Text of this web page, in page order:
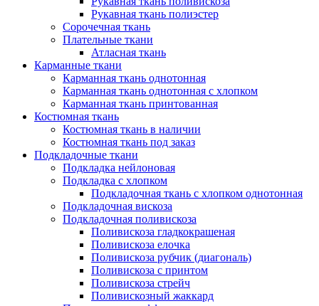
Рукавная ткань полиэстер
Сорочечная ткань
Плательные ткани
Атласная ткань
Карманные ткани
Карманная ткань однотонная
Карманная ткань однотонная с хлопком
Карманная ткань принтованная
Костюмная ткань
Костюмная ткань в наличии
Костюмная ткань под заказ
Подкладочные ткани
Подкладка нейлоновая
Подкладка с хлопком
Подкладочная ткань с хлопком однотонная
Подкладочная вискоза
Подкладочная поливискоза
Поливискоза гладкокрашеная
Поливискоза елочка
Поливискоза рубчик (диагональ)
Поливискоза с принтом
Поливискоза стрейч
Поливискозный жаккард